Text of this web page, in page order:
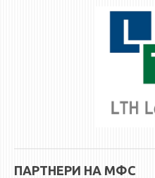
ПАРТНЕРИ НА МФС